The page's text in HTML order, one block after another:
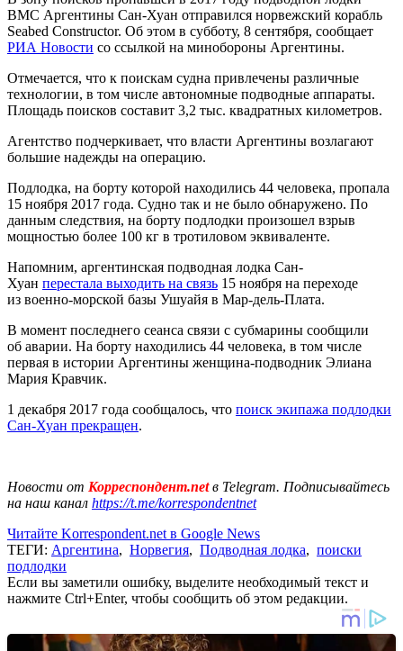
ВМС Аргентины Сан-Хуан отправился норвежский корабль
Seabed Constructor. Об этом в субботу, 8 сентября, сообщает
РИА Новости со ссылкой на минобороны Аргентины.
Отмечается, что к поискам судна привлечены различные
технологии, в том числе автономные подводные аппараты.
Площадь поисков составит 3,2 тыс. квадратных километров.
Агентство подчеркивает, что власти Аргентины возлагают
большие надежды на операцию.
Подлодка, на борту которой находились 44 человека, пропала
15 ноября 2017 года. Судно так и не было обнаружено. По
данным следствия, на борту подлодки произошел взрыв
мощностью более 100 кг в тротиловом эквиваленте.
Напомним, аргентинская подводная лодка Сан-
Хуан перестала выходить на связь 15 ноября на переходе
из военно-морской базы Ушуайя в Мар-дель-Плата.
В момент последнего сеанса связи с субмарины сообщили
об аварии. На борту находились 44 человека, в том числе
первая в истории Аргентины женщина-подводник Элиана
Мария Кравчик.
1 декабря 2017 года сообщалось, что поиск экипажа подлодки
Сан-Хуан прекращен.
Новости от Корреспондент.netв Telegram. Подписывайтесь
на наш канал https://t.me/korrespondentnet
Читайте Korrespondent.net в Google News
ТЕГИ: Аргентина, Норвегия, Подводная лодка, поиски
подлодки
Если вы заметили ошибку, выделите необходимый текст и
нажмите Ctrl+Enter, чтобы сообщить об этом редакции.